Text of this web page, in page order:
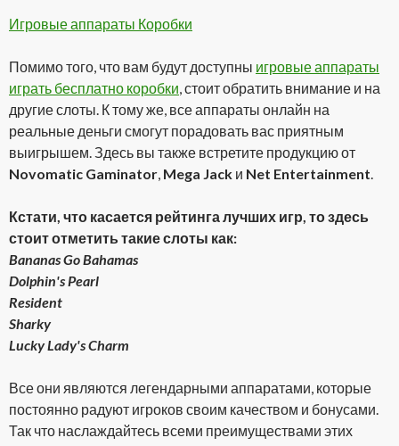
Игровые аппараты Коробки
Помимо того, что вам будут доступны игровые аппараты
играть бесплатно коробки , стоит обратить внимание и на
другие слоты. К тому же, все аппараты онлайн на
реальные деньги смогут порадовать вас приятным
выигрышем. Здесь вы также встретите продукцию от
Novomatic Gaminator Mega Jack и Net Entertainment
Кстати, что касается рейтинга лучших игр, то здесь
стоит отметить такие слоты как:
Bananas Go Bahamas
Dolphin's Pearl
Resident
Sharky
Lucky Lady's Charm
Все они являются легендарными аппаратами, которые
постоянно радуют игроков своим качеством и бонусами.
Так что наслаждайтесь всеми преимуществами этих